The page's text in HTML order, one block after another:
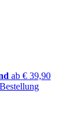
ab € 39,90